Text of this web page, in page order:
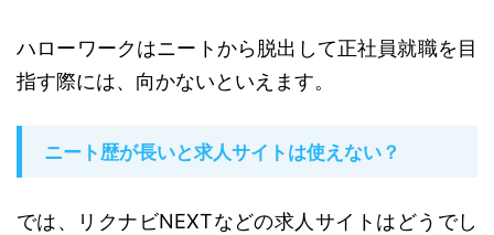
ハローワークはニートから脱出して正社員就職を目
指す際には、向かないといえます。
ニート歴が長いと求人サイトは使えない？
では、リクナビNEXTなどの求人サイトはどうでし